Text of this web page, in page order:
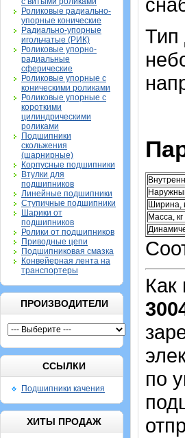
Роликовые радиально-
упорные конические
Радиально-упорные
игольчатые (РИК)
Роликовые упорно-
радиальные
сферические
Роликовые упорные с
коническими роликами
Роликовые упорные с
короткими
цилиндрическими
роликами
Подшипники
скольжения
(шарнирные)
Корпусные подшипники
Втулки для
подшипников
Линейные подшипники
Ступичные подшипники
Шарики от
подшипников
Ролики от подшипников
Приводные цепи
Подшипниковая смазка
Конвейерная лента на
транспортеры
ПРОИЗВОДИТЕЛИ
ССЫЛКИ
Подшипники качения
ХИТЫ ПРОДАЖ
Тип
Ширина,
Масса, кг
по